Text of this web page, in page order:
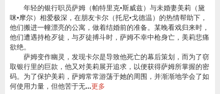
年轻的银行职员萨姆（帕特里克•斯威兹）与未婚妻美莉（黛
咪•摩尔）相爱极深，在朋友卡尔（托尼•戈德温）的热情帮助下，
他们搬进一幢漂亮的公寓，做着结婚前的准备。某晚看戏归来时，
他们遭遇持枪歹徒，与歹徒搏斗时，萨姆不幸中枪身亡，美莉悲痛
欲绝。
萨姆变作幽灵，发现卡尔是导致他死亡的幕后策划，而为了窃
取银行里的巨款，他又对美莉展开追求，以便获得萨姆所掌握的密
码。为了保护美莉，萨姆常常游荡于她的周围，并渐渐地学会了如
何使用力量，但他苦于无...更多